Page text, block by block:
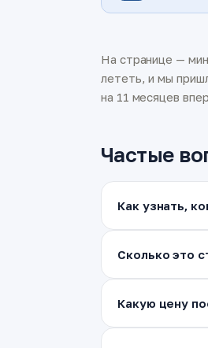
На странице —
лететь, и мы
на 11 месяцев
Частые
Как узнать,
Сколько это
Какую цену